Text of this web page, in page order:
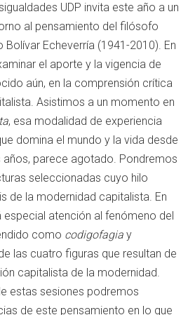
UDP invita este año a un
al pensamiento del filósofo
Echeverría (1941-2010). En
el aporte y la vigencia de
aún, en la comprensión crítica
Asistimos a un momento en
, esa modalidad de experiencia
domina el mundo y la vida desde
parece agotado. Pondremos
seleccionadas cuyo hilo
de la modernidad capitalista. En
atención al fenómeno del
como codigofagia y
las cuatro figuras que resultan de
capitalista de la modernidad.
estas sesiones podremos
de este pensamiento en lo que